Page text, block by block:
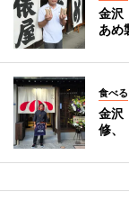
金沢
あめ
食べる
金沢
修、